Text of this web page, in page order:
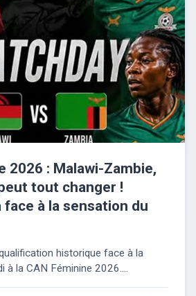
2026 : Malawi-Zambie,
tout changer !
face à la sensation du
historique face à la
la CAN Féminine 2026....